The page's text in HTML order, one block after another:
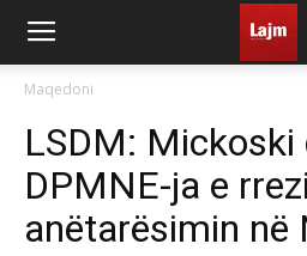
Maqedoni
LSDM: Mickoski
DPMNE-ja e
anëtarësimin në